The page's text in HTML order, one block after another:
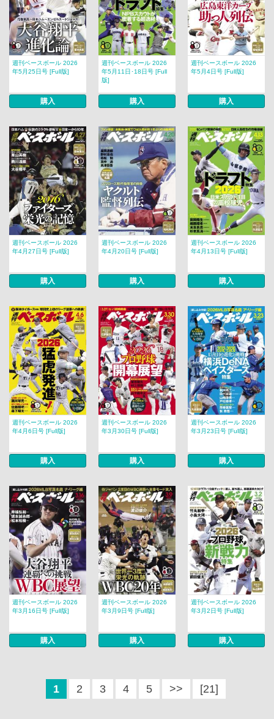
週刊ベースボール 2026
年5月25日号 [Full版]
購入
週刊ベースボール 2026
年5月11日･18日号 [Full
版]
購入
週刊ベースボール 2026
年5月4日号 [Full版]
購入
週刊ベースボール 2026
年4月27日号 [Full版]
購入
週刊ベースボール 2026
年4月20日号 [Full版]
購入
週刊ベースボール 2026
年4月13日号 [Full版]
購入
週刊ベースボール 2026
年4月6日号 [Full版]
購入
週刊ベースボール 2026
年3月30日号 [Full版]
購入
週刊ベースボール 2026
年3月23日号 [Full版]
購入
週刊ベースボール 2026
年3月16日号 [Full版]
購入
週刊ベースボール 2026
年3月9日号 [Full版]
購入
週刊ベースボール 2026
年3月2日号 [Full版]
購入
1 2 3 4 5 >> [21]